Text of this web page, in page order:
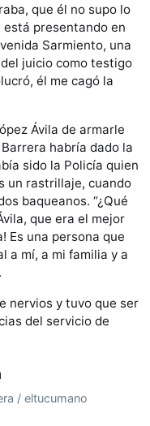
que él no supo lo
presentando en
Sarmiento, una
juicio como testigo
él me cagó la
Ávila de armarle
habría dado la
sido la Policía quien
un rastrillaje, cuando
baqueanos. “¿Qué
que era el mejor
Es una persona que
a mí, a mi familia y a
nervios y tuvo que ser
del servicio de
/ eltucumano